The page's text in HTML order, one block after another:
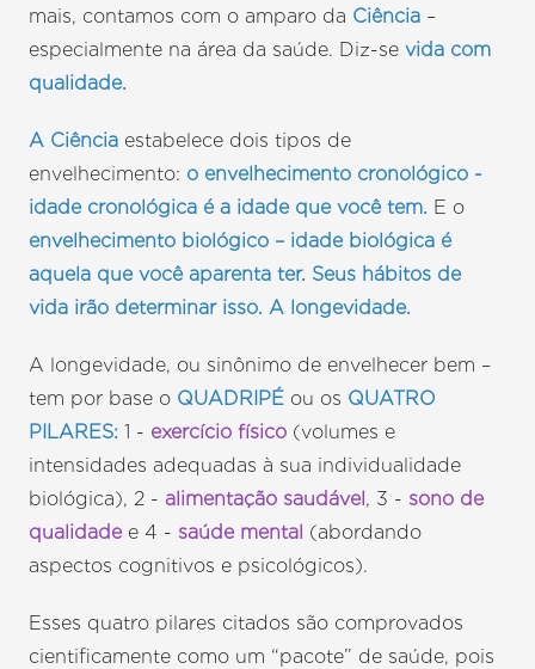
mais, contamos com o amparo da Ciência –
especialmente na área da saúde. Diz-se vida com
qualidade.
A Ciência estabelece dois tipos de
envelhecimento: o envelhecimento cronológico -
idade cronológica é a idade que você tem. E o
envelhecimento biológico – idade biológica é
aquela que você aparenta ter. Seus hábitos de
vida irão determinar isso. A longevidade.
A longevidade, ou sinônimo de envelhecer bem –
tem por base o QUADRIPÉ ou os QUATRO
PILARES: 1 - exercício físico (volumes e
intensidades adequadas à sua individualidade
biológica), 2 - alimentação saudável, 3 - sono de
qualidade e 4 - saúde mental (abordando
aspectos cognitivos e psicológicos).
Esses quatro pilares citados são comprovados
cientificamente como um “pacote” de saúde, pois